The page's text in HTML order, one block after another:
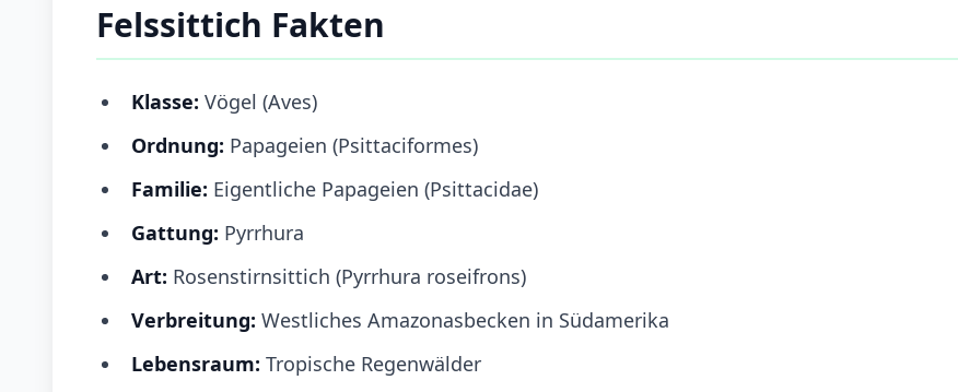
Felssittich Fakten
Klasse: Vögel (Aves)
Ordnung: Papageien (Psittaciformes)
Familie: Eigentliche Papageien (Psittacidae)
Gattung: Pyrrhura
Art: Rosenstirnsittich (Pyrrhura roseifrons)
Verbreitung: Westliches Amazonasbecken in Südamerika
Lebensraum: Tropische Regenwälder